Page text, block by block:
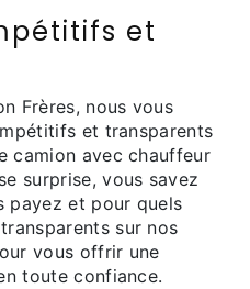
et
Frères, nous vous
et transparents
camion avec chauffeur
surprise, vous savez
payez et pour quels
sur nos
vous offrir une
toute confiance.